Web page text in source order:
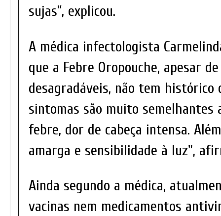
sujas”, explicou.
A médica infectologista
que a Febre Oropouche, apesar
desagradáveis, não tem histórico
sintomas são muito semelhantes
febre, dor de cabeça intensa.
amarga e sensibilidade à luz",
Ainda segundo a médica,
vacinas nem medicamentos